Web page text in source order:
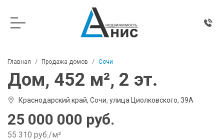
Главная Продажа домов Сочи
Дом, 452 м², 2 эт.
Краснодарский край, Сочи, улица Циолковского, 39А
25 000 000 руб.
55 310 руб./м²